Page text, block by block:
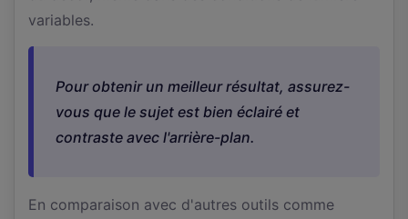
variables.
Pour obtenir un meilleur résultat, assurez-
vous que le sujet est bien éclairé et
contraste avec l'arrière-plan.
En comparaison avec d'autres outils comme